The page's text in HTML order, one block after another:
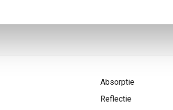
Absorptie
Reflectie